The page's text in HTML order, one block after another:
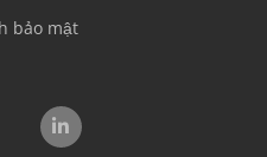
bảo mật